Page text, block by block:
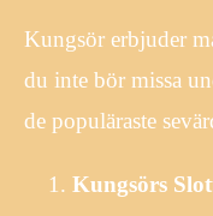
Kungsör erbjuder
du inte bör missa
de populäraste
Kungsörs